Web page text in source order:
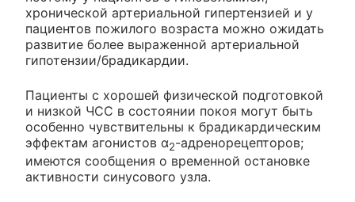
хронической артериальной гипертензией и у
пациентов пожилого возраста можно ожидать
развитие более выраженной артериальной
гипотензии/брадикардии.
Пациенты с хорошей физической подготовкой
и низкой ЧСС в состоянии покоя могут быть
особенно чувствительны к брадикардическим
эффектам агонистов α2-адренорецепторов;
имеются сообщения о временной остановке
активности синусового узла.